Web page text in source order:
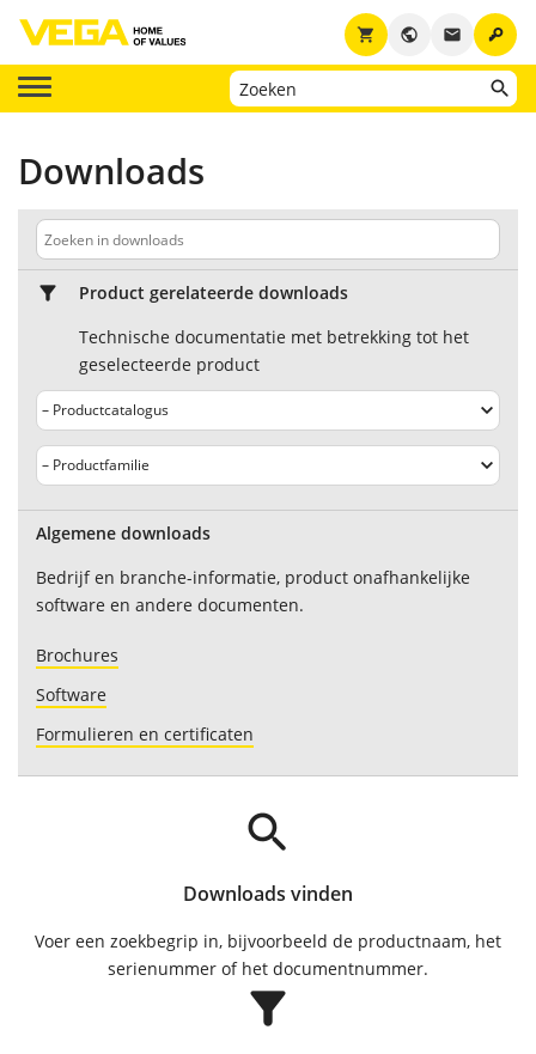
key
email
public
shopping_cart
Downloads
Product gerelateerde downloads
Technische documentatie met betrekking tot het
geselecteerde product
Algemene downloads
Bedrijf en branche-informatie, product onafhankelijke
software en andere documenten.
Brochures
Software
Formulieren en certificaten
search
Downloads vinden
Voer een zoekbegrip in, bijvoorbeeld de productnaam, het
serienummer of het documentnummer.
filter_alt